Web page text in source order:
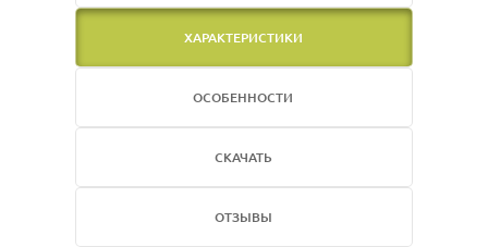
ХАРАКТЕРИСТИКИ
ОСОБЕННОСТИ
СКАЧАТЬ
ОТЗЫВЫ